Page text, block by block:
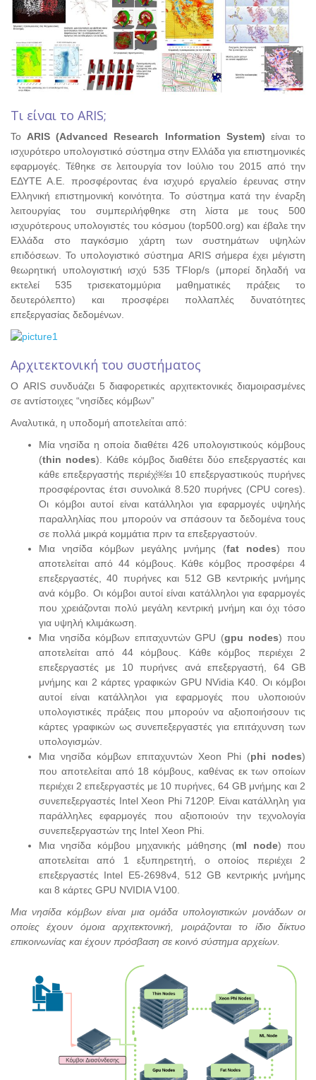
Τι είναι το ARIS;
Το ARIS (Advanced Research Information System) είναι το
ισχυρότερο υπολογιστικό σύστημα στην Ελλάδα για επιστημονικές
εφαρμογές. Τέθηκε σε λειτουργία τον Ιούλιο του 2015 από την
ΕΔΥΤΕ Α.Ε. προσφέροντας ένα ισχυρό εργαλείο έρευνας στην
Ελληνική επιστημονική κοινότητα. Το σύστημα κατά την έναρξη
λειτουργίας του συμπεριλήφθηκε στη λίστα με τους 500
ισχυρότερους υπολογιστές του κόσμου (top500.org) και έβαλε την
Ελλάδα στο παγκόσμιο χάρτη των συστημάτων υψηλών
επιδόσεων. Το υπολογιστικό σύστημα ARIS σήμερα έχει μέγιστη
θεωρητική υπολογιστική ισχύ 535 TFlop/s (μπορεί δηλαδή να
εκτελεί 535 τρισεκατομμύρια μαθηματικές πράξεις το
δευτερόλεπτο) και προσφέρει πολλαπλές δυνατότητες
επεξεργασίας δεδομένων.
Αρχιτεκτονική του συστήματος
Ο ARIS συνδυάζει 5 διαφορετικές αρχιτεκτονικές διαμοιρασμένες
σε αντίστοιχες “νησίδες κόμβων”
Αναλυτικά, η υποδομή αποτελείται από:
Μία νησίδα η οποία διαθέτει 426 υπολογιστικούς κόμβους
(thin nodes). Κάθε κόμβος διαθέτει δύο επεξεργαστές και
κάθε επεξεργαστής περιέχ￼ει 10 επεξεργαστικούς πυρήνες
προσφέροντας έτσι συνολικά 8.520 πυρήνες (CPU cores).
Οι κόμβοι αυτοί είναι κατάλληλοι για εφαρμογές υψηλής
παραλληλίας που μπορούν να σπάσουν τα δεδομένα τους
σε πολλά μικρά κομμάτια πριν τα επεξεργαστούν.
Μια νησίδα κόμβων μεγάλης μνήμης (fat nodes) που
αποτελείται από 44 κόμβους. Κάθε κόμβος προσφέρει 4
επεξεργαστές, 40 πυρήνες και 512 GB κεντρικής μνήμης
ανά κόμβο. Οι κόμβοι αυτοί είναι κατάλληλοι για εφαρμογές
που χρειάζονται πολύ μεγάλη κεντρική μνήμη και όχι τόσο
για υψηλή κλιμάκωση.
Μια νησίδα κόμβων επιταχυντών GPU (gpu nodes) που
αποτελείται από 44 κόμβους. Κάθε κόμβος περιέχει 2
επεξεργαστές με 10 πυρήνες ανά επεξεργαστή, 64 GB
μνήμης και 2 κάρτες γραφικών GPU NVidia K40. Οι κόμβοι
αυτοί είναι κατάλληλοι για εφαρμογές που υλοποιούν
υπολογιστικές πράξεις που μπορούν να αξιοποιήσουν τις
κάρτες γραφικών ως συνεπεξεργαστές για επιτάχυνση των
υπολογισμών.
Μια νησίδα κόμβων επιταχυντών Xeon Phi (phi nodes)
που αποτελείται από 18 κόμβους, καθένας εκ των οποίων
περιέχει 2 επεξεργαστές με 10 πυρήνες, 64 GB μνήμης και 2
συνεπεξεργαστές Intel Xeon Phi 7120P. Είναι κατάλληλη για
παράλληλες εφαρμογές που αξιοποιούν την τεχνολογία
συνεπεξεργαστών της Intel Xeon Phi.
Mια νησίδα κόμβου μηχανικής μάθησης (ml node) που
αποτελείται από 1 εξυπηρετητή, ο οποίος περιέχει 2
επεξεργαστές Intel E5-2698v4, 512 GB κεντρικής μνήμης
και 8 κάρτες GPU NVIDIA V100.
Μια νησίδα κόμβων είναι μια ομάδα υπολογιστικών μονάδων οι
οποίες έχουν όμοια αρχιτεκτονική, μοιράζονται το ίδιο δίκτυο
επικοινωνίας και έχουν πρόσβαση σε κοινό σύστημα αρχείων.